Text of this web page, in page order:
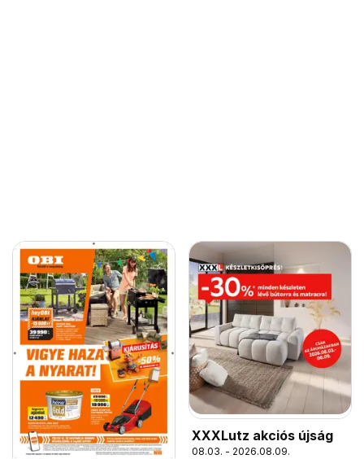
XXXLutz akciós újság
08.03. - 2026.08.09.